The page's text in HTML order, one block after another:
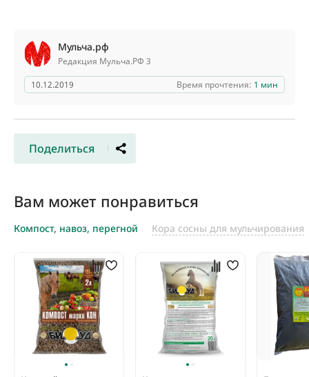
Мульча.рф
Редакция Мульча.РФ 3
10.12.2019
Время прочтения: 1 мин
Поделиться
Вам может понравиться
Компост, навоз, перегной Кора сосны для мульчирования